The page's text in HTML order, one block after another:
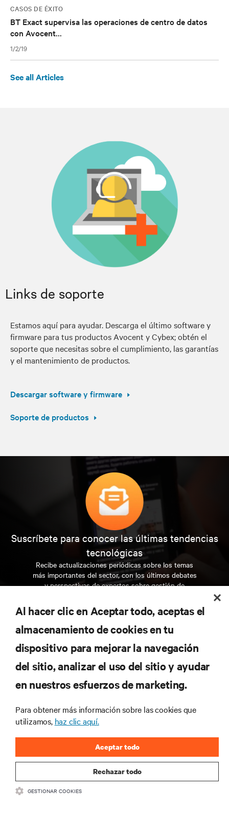
CASOS DE ÉXITO
BT Exact supervisa las operaciones de centro de datos
con Avocent...
1/2/19
See all Articles
Links de soporte
Estamos aquí para ayudar. Descarga el último software y
firmware para tus productos Avocent y Cybex; obtén el
soporte que necesitas sobre el cumplimiento, las garantías
y el mantenimiento de productos.
Descargar software y firmware
Soporte de productos
Suscríbete para conocer las últimas tendencias
tecnológicas
Recibe actualizaciones periódicas sobre los temas
más importantes del sector, con los últimos debates
y perspectivas de expertos sobre gestión de
REGÍSTRATE AHORA
SOPORTE
CORPORATIVO
CONECTA CON NOSOTROS
Al hacer clic en Aceptar todo, aceptas el
almacenamiento de cookies en tu
dispositivo para mejorar la navegación
del sitio, analizar el uso del sitio y ayudar
en nuestros esfuerzos de marketing.
Para obtener más información sobre las cookies que
utilizamos, haz clic aquí.
Rechazar todo
Aceptar todo
GESTIONAR COOKIES